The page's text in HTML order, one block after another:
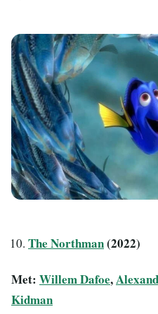
The Northman(2022)
Met: Willem Dafoe,
Kidman